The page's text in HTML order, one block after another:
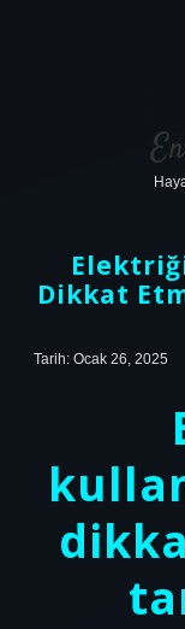
Dikkat
Tarih: Ocak 26, 2025